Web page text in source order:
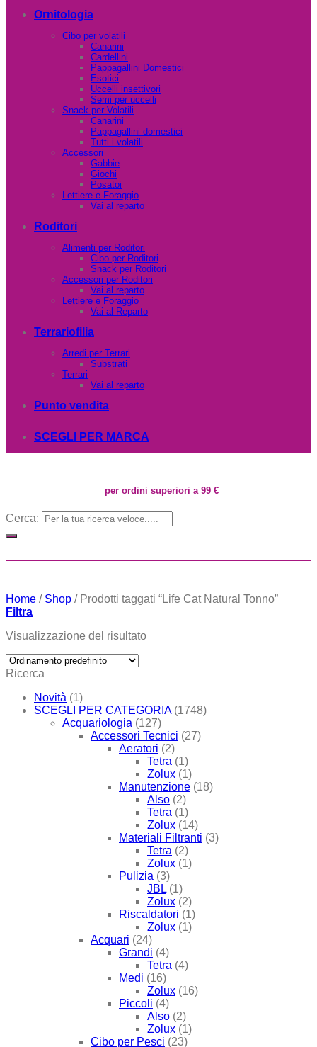
Ornitologia
Cibo per volatili
Canarini
Cardellini
Pappagallini Domestici
Esotici
Uccelli insettivori
Semi per uccelli
Snack per Volatili
Canarini
Pappagallini domestici
Tutti i volatili
Accessori
Gabbie
Giochi
Posatoi
Lettiere e Foraggio
Vai al reparto
Roditori
Alimenti per Roditori
Cibo per Roditori
Snack per Roditori
Accessori per Roditori
Vai al reparto
Lettiere e Foraggio
Vai al Reparto
Terrariofilia
Arredi per Terrari
Substrati
Terrari
Vai al reparto
Punto vendita
SCEGLI PER MARCA
per ordini superiori a 99 €
Cerca:
Home / Shop /Prodotti taggati “Life Cat Natural Tonno”
Filtra
Visualizzazione del risultato
Ricerca
Novità (1)
SCEGLI PER CATEGORIA (1748)
Acquariologia (127)
Accessori Tecnici (27)
Aeratori (2)
Tetra (1)
Zolux (1)
Manutenzione (18)
Also (2)
Tetra (1)
Zolux (14)
Materiali Filtranti (3)
Tetra (2)
Zolux (1)
Pulizia (3)
JBL (1)
Zolux (2)
Riscaldatori (1)
Zolux (1)
Acquari (24)
Grandi (4)
Tetra (4)
Medi (16)
Zolux (16)
Piccoli (4)
Also (2)
Zolux (1)
Cibo per Pesci (23)